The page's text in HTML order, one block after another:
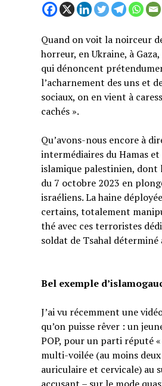
Quand on voit la noirceur
horreur, en Ukraine, à
qui dénoncent
l’acharnement des uns et
sociaux, on en vient à
cachés ».
Qu’avons-nous encore à
intermédiaires du Hamas
islamique palestinien, dont
du 7 octobre 2023 en
israéliens. La haine
certains, totalement
thé avec ces terroristes
soldat de Tsahal déterminé
Bel exemple
J’ai vu récemment une
qu’on puisse rêver : un
POP, pour un parti réputé
multi-voilée (au moins
auriculaire et cervicale) au